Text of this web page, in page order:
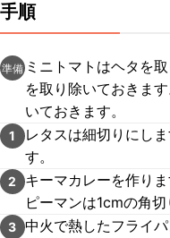
手順
準備 ミニトマトはヘタを
を取り除いておきま
いておきます。
1
レタスは細切りにし
す。
2
キーマカレーを作り
ピーマンは1cmの角切
3 中火で熱したフライ